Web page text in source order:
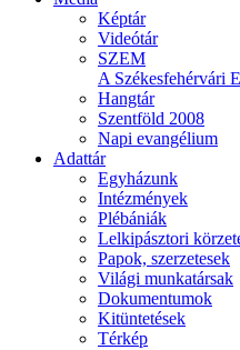
Képtár
Videótár
SZEM
A Székesfehérvári
Hangtár
Szentföld 2008
Napi evangélium
Adattár
Egyházunk
Intézmények
Plébániák
Lelkipásztori
Papok, szerzetesek
Világi munkatársak
Dokumentumok
Kitüntetések
Térkép